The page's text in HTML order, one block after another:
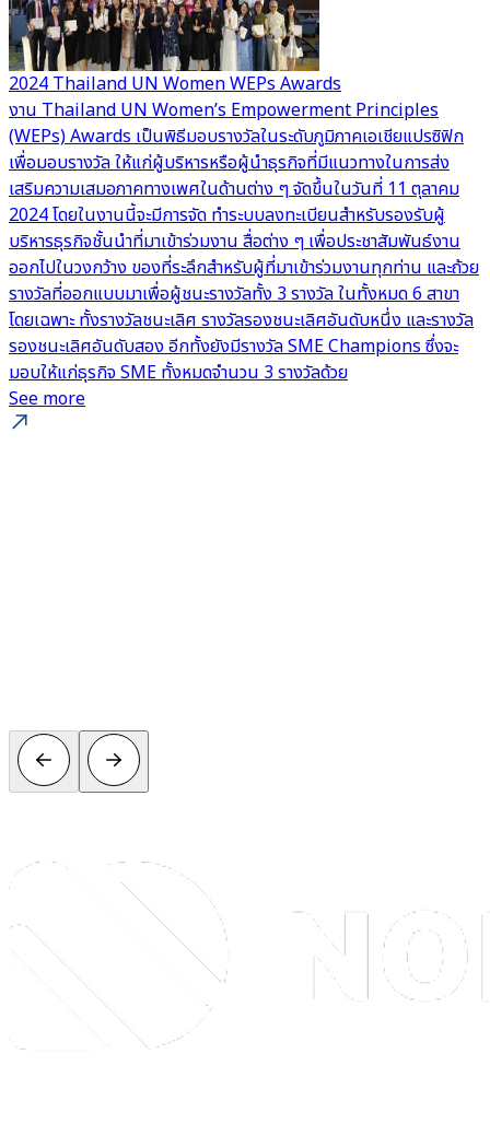
2024 Thailand UN Women WEPs Awards
งาน Thailand UN Women’s Empowerment Principles
(WEPs) Awards เป็นพิธีมอบรางวัลในระดับภูมิภาคเอเชียแปรซิฟิก
เพื่อมอบรางวัล ให้แก่ผู้บริหารหรือผู้นำธุรกิจที่มีแนวทางในการส่ง
เสริมความเสมอภาคทางเพศในด้านต่าง ๆ จัดขึ้นในวันที่ 11 ตุลาคม
2024 โดยในงานนี้จะมีการจัด ทำระบบลงทะเบียนสำหรับรองรับผู้
บริหารธุรกิจชั้นนำที่มาเข้าร่วมงาน สื่อต่าง ๆ เพื่อประชาสัมพันธ์งาน
ออกไปในวงกว้าง ของที่ระลึกสำหรับผู้ที่มาเข้าร่วมงานทุกท่าน และถ้วย
รางวัลที่ออกแบบมาเพื่อผู้ชนะรางวัลทั้ง 3 รางวัล ในทั้งหมด 6 สาขา
โดยเฉพาะ ทั้งรางวัลชนะเลิศ รางวัลรองชนะเลิศอันดับหนึ่ง และรางวัล
รองชนะเลิศอันดับสอง อีกทั้งยังมีรางวัล SME Champions ซึ่งจะ
มอบให้แก่ธุรกิจ SME ทั้งหมดจำนวน 3 รางวัลด้วย
See more